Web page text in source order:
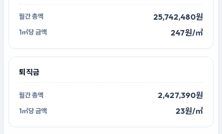
25,742,480원
247원/㎡
퇴직금
2,427,390원
23원/㎡